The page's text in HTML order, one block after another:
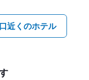
近くのホテル